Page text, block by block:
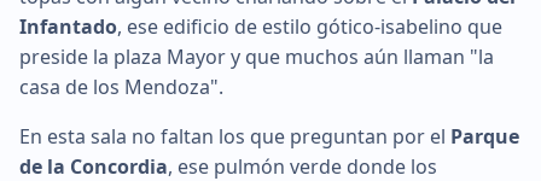
Infantado, ese edificio de estilo gótico-isabelino que
preside la plaza Mayor y que muchos aún llaman "la
casa de los Mendoza".
En esta sala no faltan los que preguntan por el Parque
de la Concordia, ese pulmón verde donde los